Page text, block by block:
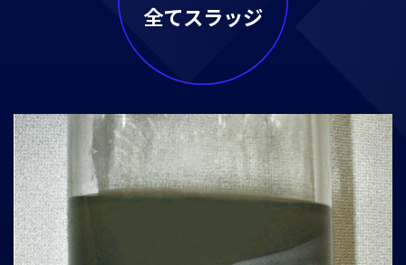
全てスラッジ